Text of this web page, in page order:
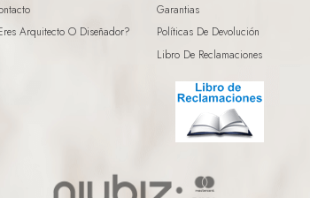
Arquitecto O Diseñador?
Garantias
Políticas De Devolución
Libro De Reclamaciones